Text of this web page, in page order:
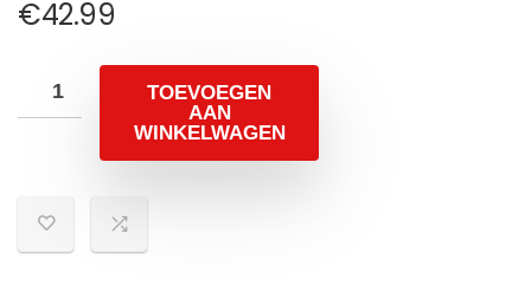
€42.99
TOEVOEGEN
AAN
WINKELWAGEN